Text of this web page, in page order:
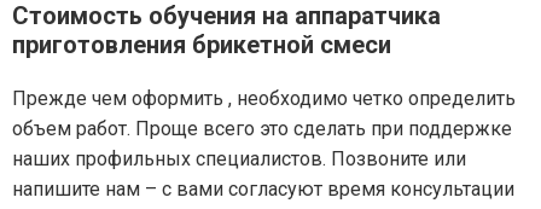
Стоимость обучения на аппаратчика
приготовления брикетной смеси
Прежде чем оформить , необходимо четко определить
объем работ. Проще всего это сделать при поддержке
наших профильных специалистов. Позвоните или
напишите нам – с вами согласуют время консультации